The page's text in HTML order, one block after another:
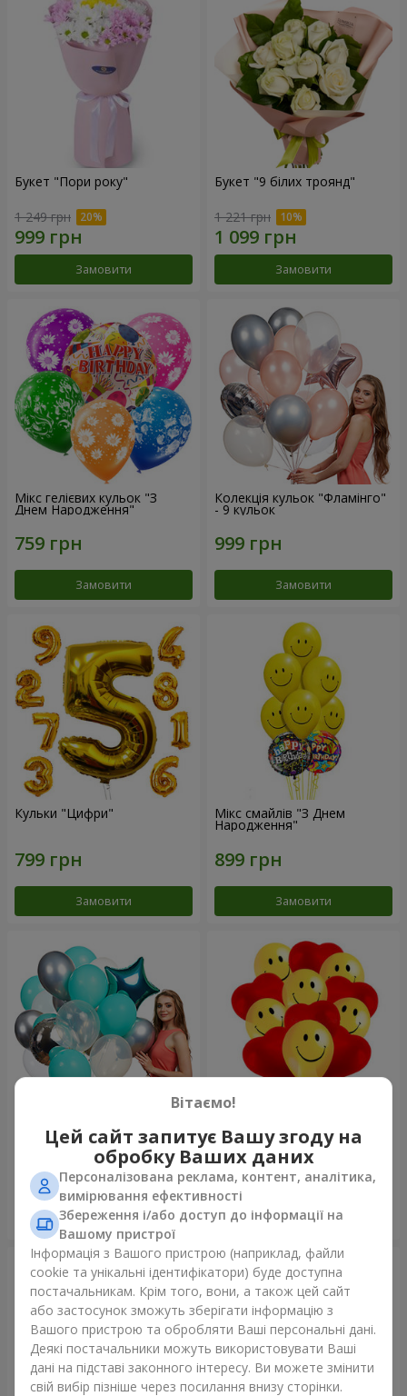
Букет "Пори року"
1 249 грн
Замовити
Букет "9 білих троянд"
1 221 грн
Замовити
Мікс гелієвих кульок "З
Днем Народження"
Замовити
Колекція кульок "Фламінго"
- 9 кульок
Замовити
Кульки "Цифри"
Замовити
Мікс смайлів "З Днем
Народження"
Замовити
Колекція кульок "Бірюза" - 9
кульок
Замовити
11 жовтих смайликів і
червоних сердець
Замовити
Вітаємо!
Цей сайт запитує Вашу згоду на
обробку Ваших даних
Персоналізована реклама, контент, аналітика,
вимірювання ефективності
Збереження і/або доступ до інформації на
Вашому пристрої
Інформація з Вашого пристрою (наприклад, файли
cookie та унікальні ідентифікатори) буде доступна
постачальникам. Крім того, вони, а також цей сайт
або застосунок зможуть зберігати інформацію з
Вашого пристрою та обробляти Ваші персональні дані.
Деякі постачальники можуть використовувати Ваші
дані на підставі законного інтересу. Ви можете змінити
свій вибір пізніше через посилання внизу сторінки.